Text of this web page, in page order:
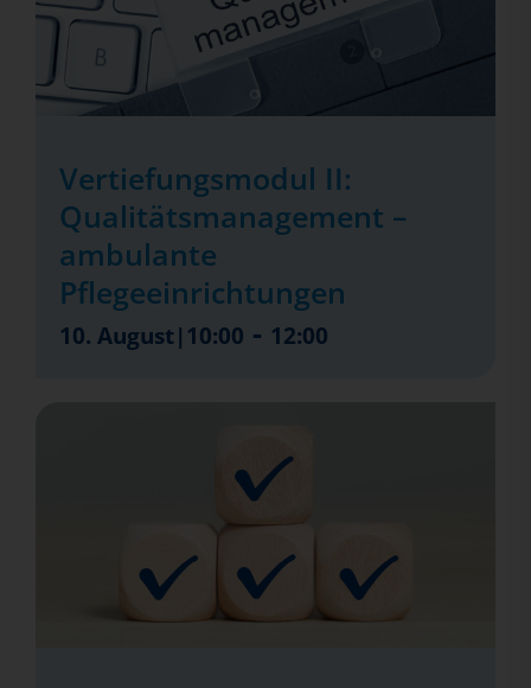
Vertiefungsmodul II:
Qualitätsmanagement –
ambulante
Pflegeeinrichtungen
10. August|10:00 - 12:00